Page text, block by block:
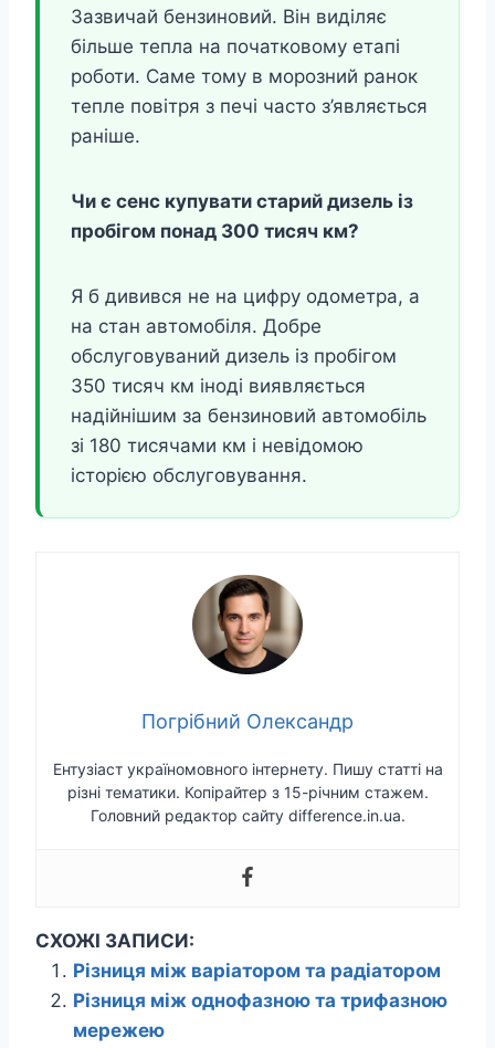
Зазвичай бензиновий. Він виділяє
більше тепла на початковому етапі
роботи. Саме тому в морозний ранок
тепле повітря з печі часто з’являється
раніше.
Чи є сенс купувати старий дизель із
пробігом понад 300 тисяч км?
Я б дивився не на цифру одометра, а
на стан автомобіля. Добре
обслуговуваний дизель із пробігом
350 тисяч км іноді виявляється
надійнішим за бензиновий автомобіль
зі 180 тисячами км і невідомою
історією обслуговування.
Погрібний Олександр
Ентузіаст україномовного інтернету. Пишу статті на
різні тематики. Копірайтер з 15-річним стажем.
Головний редактор сайту difference.in.ua.
СХОЖІ ЗАПИСИ:
Різниця між варіатором та радіатором
Різниця між однофазною та трифазною
мережею